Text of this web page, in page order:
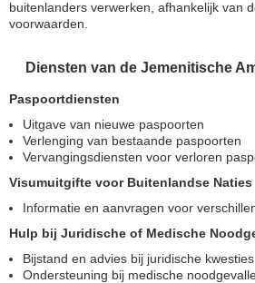
buitenlanders verwerken, afhankelijk van
voorwaarden.
Diensten van de Jemenitische
Paspoortdiensten
Uitgave van nieuwe paspoorten
Verlenging van bestaande paspoorten
Vervangingsdiensten voor verloren
Visumuitgifte voor Buitenlandse Naties
Informatie en aanvragen voor
Hulp bij Juridische of Medische
Bijstand en advies bij juridische kwesties
Ondersteuning bij medische